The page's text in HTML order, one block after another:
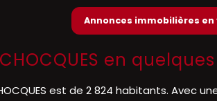
Annonces immobilières en
en
est de 2 824 habitants. Avec